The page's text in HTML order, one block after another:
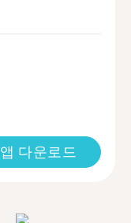
앱 다운로드